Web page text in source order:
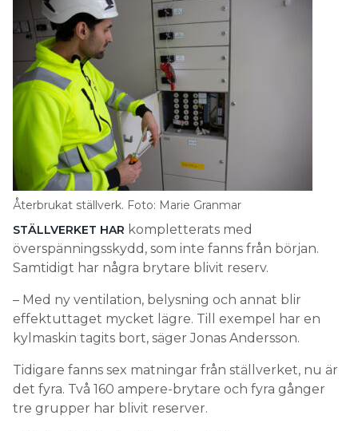
Återbrukat ställverk. Foto: Marie Granmar
STÄLLVERKET HAR kompletterats med
överspänningsskydd, som inte fanns från början.
Samtidigt har några brytare blivit reserv.
– Med ny ventilation, belysning och annat blir
effektuttaget mycket lägre. Till exempel har en
kylmaskin tagits bort, säger Jonas Andersson.
Tidigare fanns sex matningar från ställverket, nu är
det fyra. Två 160 ampere-brytare och fyra gånger
tre grupper har blivit reserver.